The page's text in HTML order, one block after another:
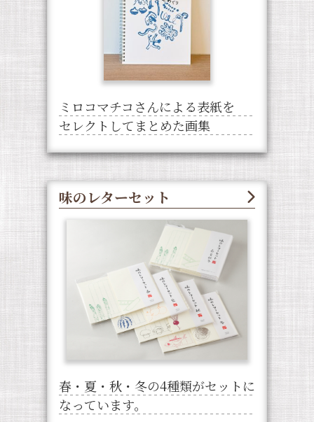
ミロコマチコさんによる表紙を
セレクトしてまとめた画集
味のレターセット
春・夏・秋・冬の4種類がセットに
なっています。